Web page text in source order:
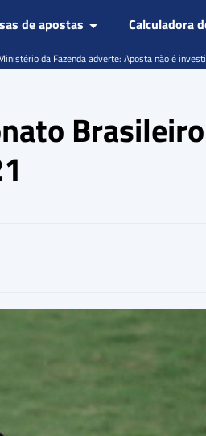
de apostas Calculadora
Brasileiro
da Fazenda adverte: Aposta não é